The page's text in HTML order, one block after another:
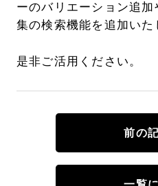
ーのバリエーション追加
集の検索機能を追加いた
是非ご活用ください。
前の